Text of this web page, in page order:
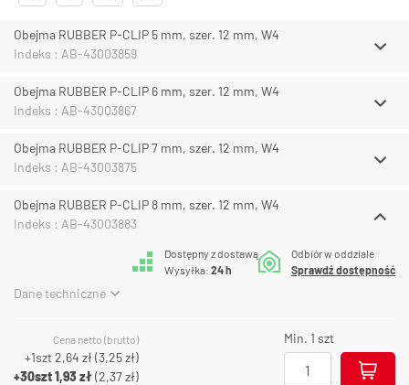
Obejma RUBBER P-CLIP 5 mm, szer. 12 mm, W4
Indeks : AB-43003859
Obejma RUBBER P-CLIP 6 mm, szer. 12 mm, W4
Indeks : AB-43003867
Obejma RUBBER P-CLIP 7 mm, szer. 12 mm, W4
Indeks : AB-43003875
Obejma RUBBER P-CLIP 8 mm, szer. 12 mm, W4
Indeks : AB-43003883
Dostępny z dostawą
Wysyłka: 24 h
Odbiór w oddziale
Sprawdź dostępność
Dane techniczne
Cena netto (brutto)
+1szt2,64 zł(3,25 zł)
+30szt1,93 zł(2,37 zł)
Min. 1 szt